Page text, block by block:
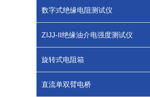
数字式绝缘电阻测试仪
ZIJJ-II绝缘油介电强度测试仪
旋转式电阻箱
直流单双臂电桥